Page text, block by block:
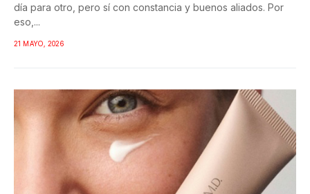
día para otro, pero sí con constancia y buenos aliados. Por
eso,...
21 MAYO, 2026